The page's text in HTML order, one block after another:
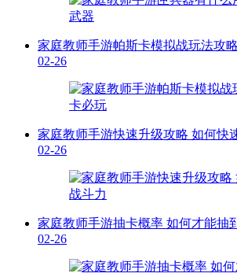
家庭教师手游帕斯卡模拟战玩法攻
02-26
家庭教师手游快速升级攻略 如何快
02-26
家庭教师手游抽卡概率 如何才能抽
02-26